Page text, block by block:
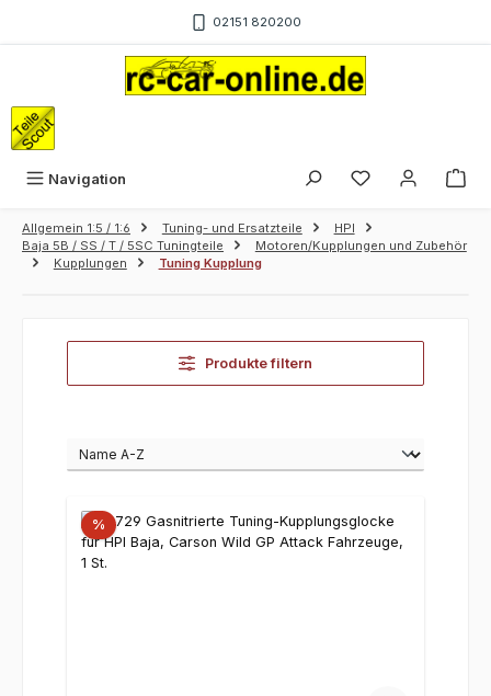
02151 820200
Navigation
Allgemein 1:5 / 1:6 Tuning- und Ersatzteile
HPI
Baja 5B / SS / T / 5SC Tuningteile
Motoren/Kupplungen und Zubehör
Kupplungen
Tuning Kupplung
Produkte filtern
%